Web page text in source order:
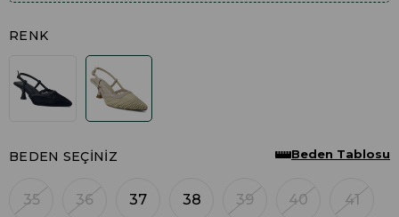
RENK
BEDEN SEÇINIZ
35 36 37 38 39 40 41
Beden Tablosu